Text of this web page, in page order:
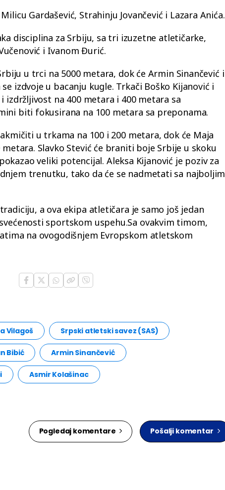
Gardašević, Strahinju Jovančević i Lazara Anića.
disciplina za Srbiju, sa tri izuzetne atletičarke,
i Ivanom Đurić.
u trci na 5000 metara, dok će Armin Sinančević i
izdvoje u bacanju kugle. Trkači Boško Kijanović i
izdržljivost na 400 metara i 400 metara sa
biti fokusirana na 100 metara sa preponama.
u trkama na 100 i 200 metara, dok će Maja
Slavko Stević će braniti boje Srbije u skoku
veliki potencijal. Aleksa Kijanović je poziv za
trenutku, tako da će se nadmetati sa najboljim
a ova ekipa atletičara je samo još jedan
sportskom uspehu.Sa ovakvim timom,
na ovogodišnjem Evropskom atletskom
Vilagoš Srpski atletski savez (SAS)
Bibić Armin Sinančević
Asmir Kolašinac
Pogledaj komentare Pošalji komentar